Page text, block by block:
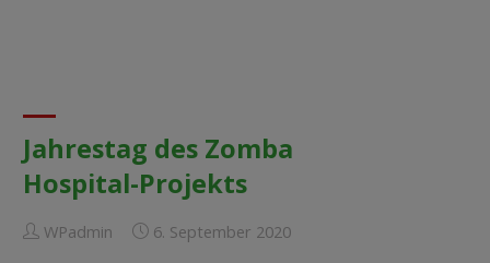
Jahrestag des Zomba
Hospital-Projekts
WPadmin 6. September 2020